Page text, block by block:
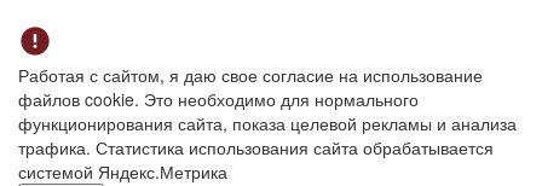
Работая с сайтом, я даю свое согласие на использование
файлов cookie. Это необходимо для нормального
функционирования сайта, показа целевой рекламы и анализа
трафика. Статистика использования сайта обрабатывается
системой Яндекс.Метрика